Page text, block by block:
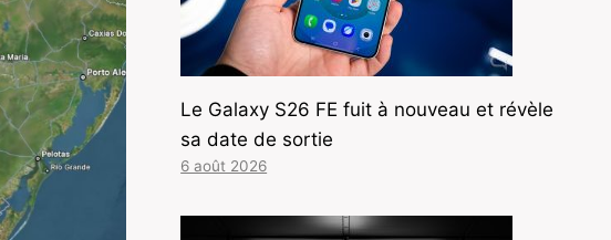
Le Galaxy S26 FE fuit à nouveau et révèle
sa date de sortie
6 août 2026